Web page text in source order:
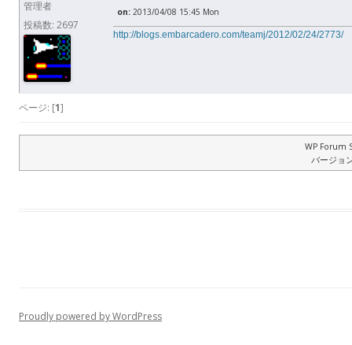
管理者
投稿数: 2697
on: 2013/04/08 15:45 Mon
http://blogs.embarcadero.com/teamj/2012/02/24/2773/
ページ: [1]
WP Forum
バージョ
Proudly powered by WordPress